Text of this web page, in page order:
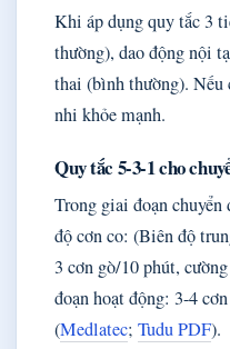
Khi áp dụng quy tắc 3
thường), dao động nội
thai (bình thường).
nhi khỏe mạnh.
Quy tắc 5-3-1 cho
Trong giai đoạn
độ cơn co: (Biên độ
3 cơn gò/10 phút,
đoạn hoạt động: 3-4
(Medlatec; Tudu PDF).